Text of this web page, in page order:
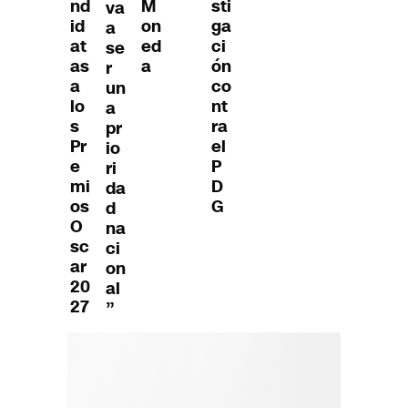
nd
id
at
as
a
lo
s
Pr
e
mi
os
O
sc
ar
20
27
va
a
se
r
un
a
pr
io
ri
da
d
na
ci
on
al
”
M
on
ed
a
sti
ga
ci
ón
co
nt
ra
el
P
D
G